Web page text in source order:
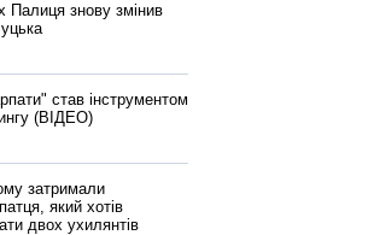
Палиця знову змінив
став інструментом
(ВІДЕО)
затримали
який хотів
двох ухилянтів